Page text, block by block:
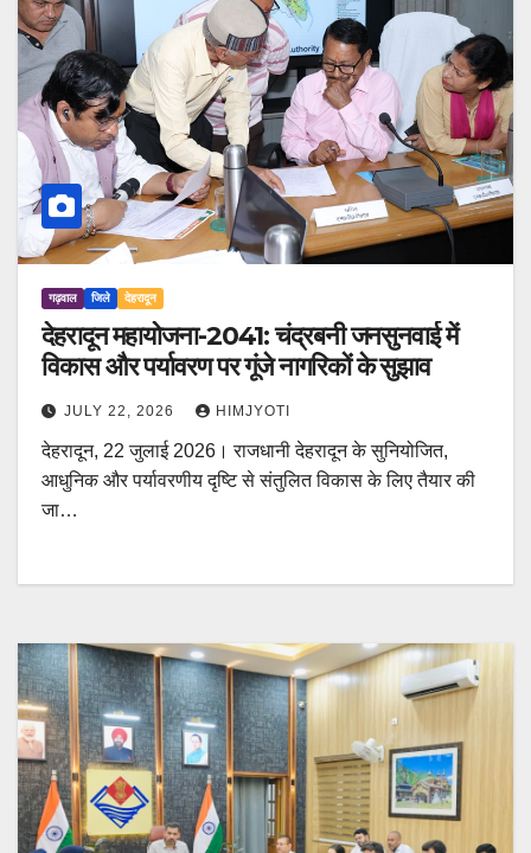
गढ़वाल जिले देहरादून
देहरादून महायोजना-2041: चंद्रबनी जनसुनवाई में
विकास और पर्यावरण पर गूंजे नागरिकों के सुझाव
JULY 22, 2026 HIMJYOTI
देहरादून, 22 जुलाई 2026। राजधानी देहरादून के सुनियोजित,
आधुनिक और पर्यावरणीय दृष्टि से संतुलित विकास के लिए तैयार की
जा…